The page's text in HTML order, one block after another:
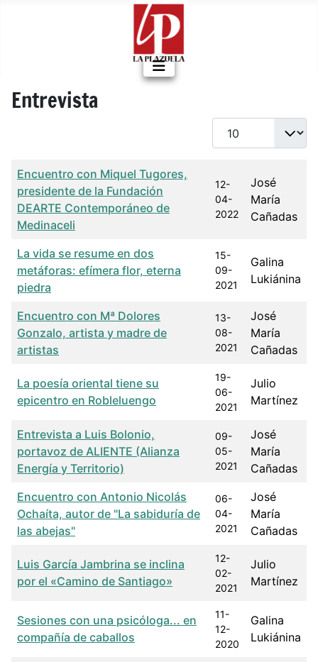
Entrevista
Cantidad a mostrar
Título Fecha de publicación Autor
Encuentro con Miquel Tugores,
presidente de la Fundación
DEARTE Contemporáneo de
Medinaceli
12-
04-
2022
José
María
Cañadas
La vida se resume en dos
metáforas: efímera flor, eterna
piedra
15-
09-
2021
Galina
Lukiánina
Encuentro con Mª Dolores
Gonzalo, artista y madre de
artistas
13-
08-
2021
José
María
Cañadas
La poesía oriental tiene su
epicentro en Robleluengo
19-
06-
2021
Julio
Martínez
Entrevista a Luis Bolonio,
portavoz de ALIENTE (Alianza
Energía y Territorio)
09-
05-
2021
José
María
Cañadas
Encuentro con Antonio Nicolás
Ochaíta, autor de "La sabiduría de
las abejas"
06-
04-
2021
José
María
Cañadas
Luis García Jambrina se inclina
por el «Camino de Santiago»
12-
02-
2021
Julio
Martínez
Sesiones con una psicóloga... en
compañía de caballos
11-
12-
2020
Galina
Lukiánina